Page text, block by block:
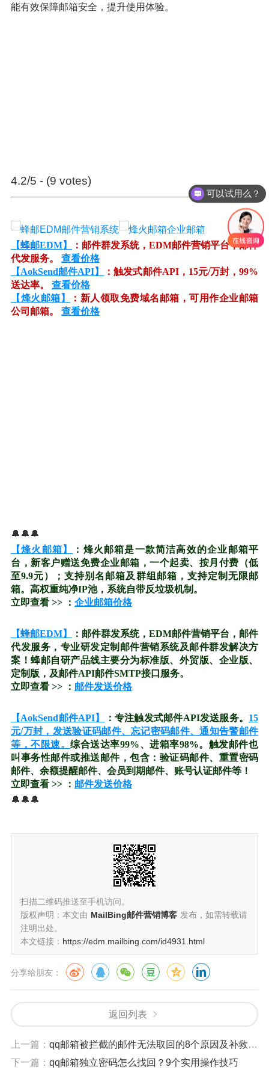
能有效保障邮箱安全，提升使用体验。
4.2/5 - (9 votes)
【蜂邮EDM】
：邮件群发系统，EDM邮件营销平台，邮件
代发服务。 查看价格
【AokSend邮件API】
：触发式邮件API，15元/万封，99%
送达率。 查看价格
【烽火邮箱】
：新人领取免费域名邮箱，可用作企业邮箱
公司邮箱。 查看价格
🔔🔔🔔
【烽火邮箱】
：烽火邮箱是一款简洁高效的企业邮箱平
台，新客户赠送免费企业邮箱，一个起卖、按月付费（低
至9.9元）；支持别名邮箱及群组邮箱，支持定制无限邮
箱。高权重纯净IP池，系统自带反垃圾机制。
立即查看 >> ： 企业邮箱价格
【蜂邮EDM】
：邮件群发系统，EDM邮件营销平台，邮件
代发服务，专业研发定制邮件营销系统及邮件群发解决方
案！蜂邮自研产品线主要分为标准版、外贸版、企业版、
定制版，及邮件API邮件SMTP接口服务。
立即查看 >> ： 邮件发送价格
【AokSend邮件API】 ：专注触发式邮件API发送服务。 15
元/万封，发送验证码邮件、忘记密码邮件、通知告警邮件
等，不限速。综合送达率99%、进箱率98%。触发邮件也
叫事务性邮件或推送邮件，包含：验证码邮件、重置密码
邮件、余额提醒邮件、会员到期邮件、账号认证邮件等！
立即查看 >> ： 邮件发送价格
🔔🔔🔔
扫描二维码推送至手机访问。
版权声明：本文由 MailBing邮件营销博客 发布，如需转载请
注明出处。
本文链接： https://edm.mailbing.com/id4931.html
分享给朋友：
返回列表
上一篇： qq邮箱被拦截的邮件无法取回的8个原因及补救技巧
下一篇： qq邮箱独立密码怎么找回？9个实用操作技巧
可以试用么？